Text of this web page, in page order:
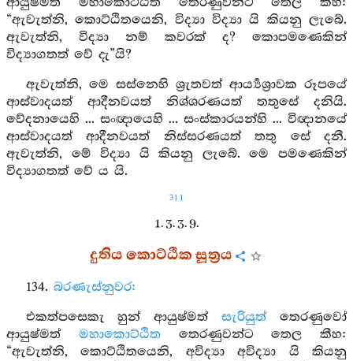
“ඇවැත්නි, කොට්ඨිතයෙනි, විද්‍යා විද්‍යා යි කියනු ලැබේ.
ඇවැත්නි, විද්‍යා නම් කවරක් ද? කොපමණෙකින්
විද්‍යාගතත් වේ දැ”යි?
ඇවැත්නි, මෙ සස්නෙහි ශ්‍රැතවත් ආර්‍ය්‍යශ්‍රාවක රූපයේ
ආස්වාදයත් ආදීනවයත් නිශ්ශරණයත් තතුසේ දනියි.
වේදනායෙහි ... සංඥායෙහි ... සංස්කාරයන්හි ... විඥානයේ
ආස්වාදයත් ආදීනවයත් නිස්සරණයත් තතු සේ දනී.
ඇවැත්නි, මේ විද්‍යා යි කියනු ලැබේ. මෙ පමණෙකින්
විද්‍යාගතත් වේ ය යි.
311
1. 3. 3. 9.
දුතිය කොට්ඨික සූත්‍රය
134. බරණැස්නුවර:
එකත්පසෙකැ හුන් ආයුෂ්මත්සැරියුත්තෙරණුවෝ
ආයුෂ්මත් මහාකොට්ඨිත තෙරණුවන්ට තෙල කීහ:
“ඇවැත්නි, කොට්ඨිතයෙනි, අවිද්‍යා අවිද්‍යා යි කියනු